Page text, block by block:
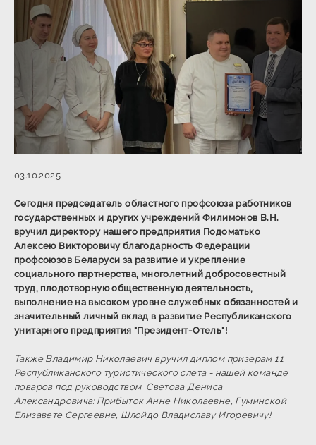
03.10.2025
Сегодня председатель областного профсоюза работников
государственных и других учреждений Филимонов В.Н.
вручил директору нашего предприятия Подоматько
Алексею Викторовичу благодарность Федерации
профсоюзов Беларуси за развитие и укрепление
социального партнерства, многолетний добросовестный
труд, плодотворную общественную деятельность,
выполнение на высоком уровне служебных обязанностей и
значительный личный вклад в развитие Республиканского
унитарного предприятия "Президент-Отель"!
Также Владимир Николаевич вручил диплом призерам 11
Республиканского туристического слета - нашей команде
поваров под руководством Светова Дениса
Александровича: Прибыток Анне Николаевне, Гуминской
Елизавете Сергеевне, Шлойдо Владиславу Игоревичу!